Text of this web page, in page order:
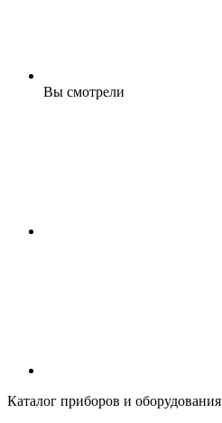
Вы смотрели
Каталог приборов и оборудования